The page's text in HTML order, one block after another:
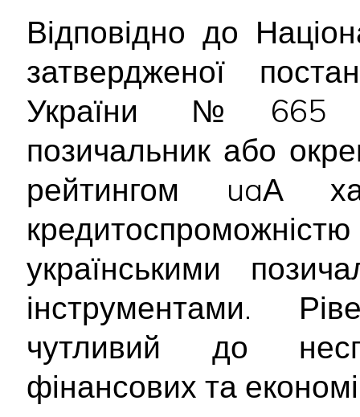
Відповідно до
затвердженої
України №665
позичальник або
рейтингом uaА
українськими
інструментами.
чутливий до
фінансових та